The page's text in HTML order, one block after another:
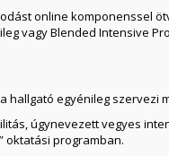
online komponenssel
vagy Blended Intensive
hallgató egyénileg szervezi
úgynevezett vegyes
oktatási programban.